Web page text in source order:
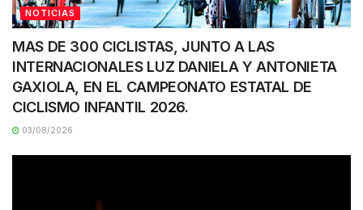
NOTICIAS
MAS DE 300 CICLISTAS, JUNTO A LAS
INTERNACIONALES LUZ DANIELA Y ANTONIETA
GAXIOLA, EN EL CAMPEONATO ESTATAL DE
CICLISMO INFANTIL 2026.
03/08/2026